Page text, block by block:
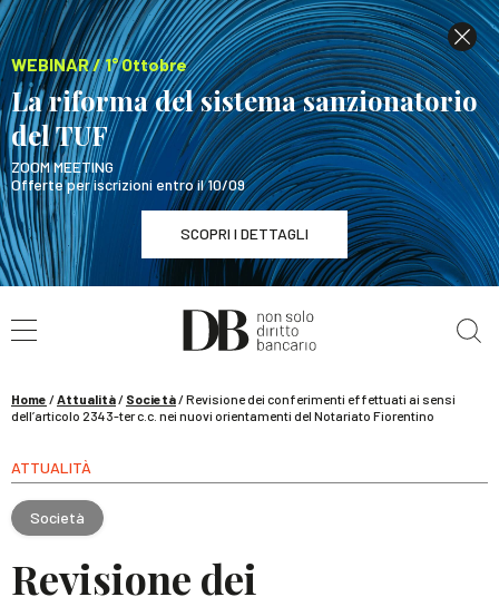
WEBINAR / 1° Ottobre
La riforma del sistema sanzionatorio
del TUF
ZOOM MEETING
Offerte per iscrizioni entro il 10/09
SCOPRI I DETTAGLI
WEBINAR / 1° Ottobre
La riforma del sistema sanzionatorio del TUF
Home /Attualità/ Società/Revisione dei conferimenti effettuati ai sensi
dell’articolo 2343-ter c.c. nei nuovi orientamenti del Notariato Fiorentino
ATTUALITÀ
Società
Revisione dei